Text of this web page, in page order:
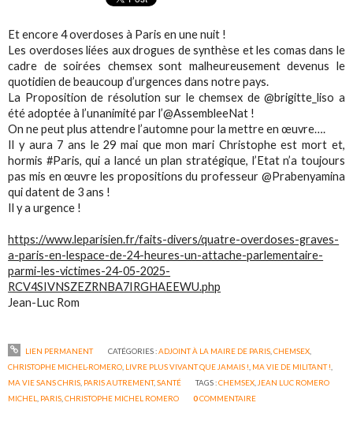
Et encore 4 overdoses à Paris en une nuit !
Les overdoses liées aux drogues de synthèse et les comas dans le
cadre de soirées chemsex sont malheureusement devenus le
quotidien de beaucoup d’urgences dans notre pays.
La Proposition de résolution sur le chemsex de @brigitte_liso a
été adoptée à l’unanimité par l’@AssembleeNat !
On ne peut plus attendre l’automne pour la mettre en œuvre….
Il y aura 7 ans le 29 mai que mon mari Christophe est mort et,
hormis #Paris, qui a lancé un plan stratégique, l’Etat n’a toujours
pas mis en œuvre les propositions du professeur @Prabenyamina
qui datent de 3 ans !
Il y a urgence !
https://www.leparisien.fr/faits-divers/quatre-overdoses-graves-
a-paris-en-lespace-de-24-heures-un-attache-parlementaire-
parmi-les-victimes-24-05-2025-
RCV4SIVNSZEZRNBA7IRGHAEEWU.php
Jean-Luc Rom
LIEN PERMANENT CATÉGORIES :ADJOINT À LA MAIRE DE PARIS, CHEMSEX,
CHRISTOPHE MICHEL-ROMERO LIVRE PLUS VIVANT QUE JAMAIS ! MA VIE DE MILITANT !
MA VIE SANS CHRIS PARIS AUTREMENT,SANTÉ TAGS :CHEMSEX JEAN LUC ROMERO
MICHEL
PARIS ,CHRISTOPHE MICHEL ROMERO 0COMMENTAIRE